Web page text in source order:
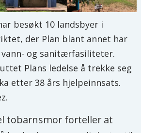
besøkt 10 landsbyer i
der Plan blant annet har
og sanitærfasiliteter.
Plans ledelse å trekke seg
etter 38 års hjelpeinnsats.
tobarnsmor forteller at